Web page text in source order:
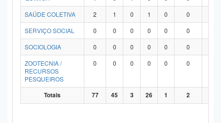
SAÚDE COLETIVA
2 1 0 1 0 0
SERVIÇO SOCIAL
0 0 0 0 0 0
SOCIOLOGIA
0 0 0 0 0 0
ZOOTECNIA /
RECURSOS
PESQUEIROS
0 0 0 0 0 0
Totais 77 45 3 26 1 2